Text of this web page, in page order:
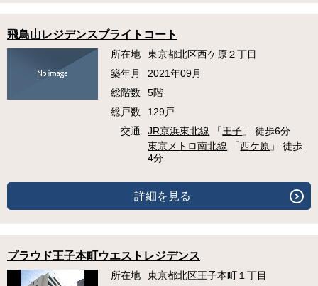
飛鳥山レジデンスブライトコート
所在地
東京都北区西ケ原２丁目
築年月
2021年09月
総階数
5階
総戸数
129戸
交通
JR京浜東北線 「王子 」 徒歩6分
東京メトロ南北線 「西ケ原 」 徒歩
4分
詳細を見る
プラウド王子本町ウエストレジデンス
所在地
東京都北区王子本町１丁目